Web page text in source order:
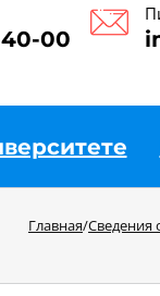
00
Главная/Сведения